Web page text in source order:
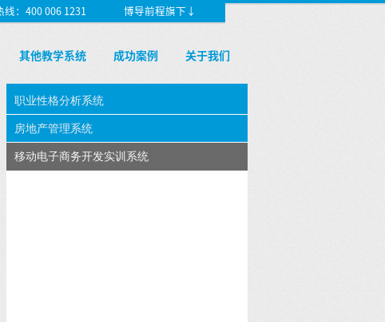
线：400 006 1231 博导前程旗下↓
其他教学系统 成功案例 关于我们